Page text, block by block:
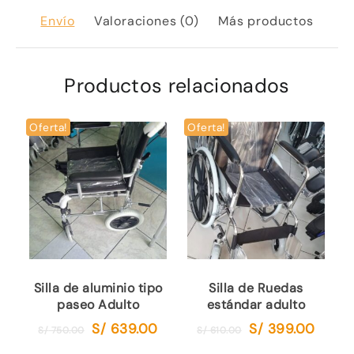
Envío Valoraciones (0) Más productos
Productos relacionados
Oferta!
Silla de aluminio tipo
paseo Adulto
S/750.00
El
S/ 639.00El
Oferta!
Silla de Ruedas
estándar adulto
S/610.00
El
S/ 399.00El